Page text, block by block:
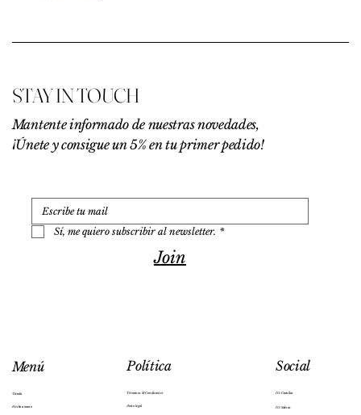
0
p
r
1
0
a
m
o
s
STAY IN TOUCH
Mantente informado de nuestras novedades,
¡Únete y consigue un 5% en tu primer pedido!
Sí, me quiero subscribir al newsletter. *
Join
Menú
Tienda
Hecho a mano
Política
Aviso legal
Términos & Condiciones
Social
IG: Cuenllas
IG: Salesas